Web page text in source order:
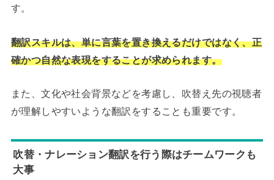
す。
翻訳スキルは、単に言葉を置き換えるだけではなく、正
確かつ自然な表現をすることが求められます。
また、文化や社会背景などを考慮し、吹替え先の視聴者
が理解しやすいような翻訳をすることも重要です。
吹替・ナレーション翻訳を行う際はチームワークも
大事